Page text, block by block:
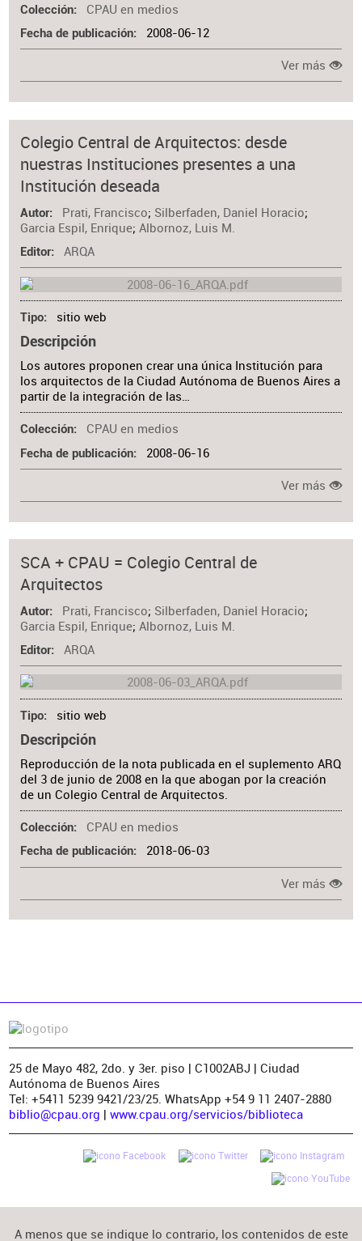
Colección CPAU en medios
Fecha de publicación 2008-06-12
Ver más
Colegio Central de Arquitectos: desde
nuestras Instituciones presentes a una
Institución deseada
Autor Prati, Francisco; Silberfaden, Daniel Horacio;
Garcia Espil, Enrique;Albornoz, Luis M.
Editor ARQA
Tipo sitio web
Descripción
Los autores proponen crear una única Institución para
los arquitectos de la Ciudad Autónoma de Buenos Aires a
partir de la integración de las…
Colección CPAU en medios
Fecha de publicación 2008-06-16
Ver más
SCA + CPAU = Colegio Central de
Arquitectos
Autor Prati, Francisco; Silberfaden, Daniel Horacio;
Garcia Espil, Enrique;Albornoz, Luis M.
Editor ARQA
Tipo sitio web
Descripción
Reproducción de la nota publicada en el suplemento ARQ
del 3 de junio de 2008 en la que abogan por la creación
de un Colegio Central de Arquitectos.
Colección CPAU en medios
Fecha de publicación 2018-06-03
Ver más
25 de Mayo 482, 2do. y 3er. piso | C1002ABJ | Ciudad
Autónoma de Buenos Aires
Tel: +5411 5239 9421/23/25. WhatsApp +54 9 11 2407-2880
biblio@cpau.org | www.cpau.org/servicios/biblioteca
A menos que se indique lo contrario, los contenidos de este